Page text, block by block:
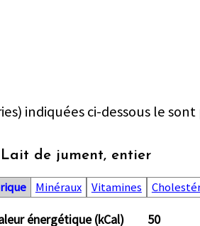
indiquées ci-dessous le sont
Lait de jument, entier
Minéraux Vitamines
énergétique (kCal) 50